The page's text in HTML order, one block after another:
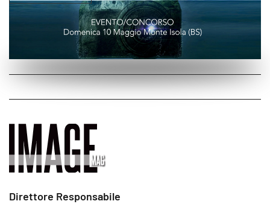
Direttore Responsabile